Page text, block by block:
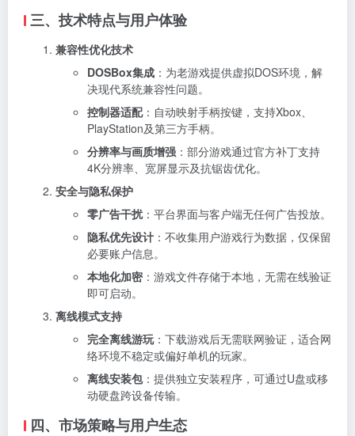
三、技术特点与用户体验
兼容性优化技术
DOSBox集成 ：为老游戏提供虚拟DOS环境，解
决现代系统兼容性问题。
控制器适配：自动映射手柄按键，支持Xbox、
PlayStation及第三方手柄。
分辨率与画质增强 ：部分游戏通过官方补丁支持
4K分辨率、宽屏显示及抗锯齿优化。
安全与隐私保护
零广告干扰：平台界面与客户端无任何广告投放。
隐私优先设计 ：不收集用户游戏行为数据，仅保留
必要账户信息。
本地化加密 ：游戏文件存储于本地，无需在线验证
即可启动。
离线模式支持
完全离线游玩：下载游戏后无需联网验证，适合网
络环境不稳定或偏好单机的玩家。
离线安装包：提供独立安装程序，可通过U盘或移
动硬盘跨设备传输。
四、市场策略与用户生态